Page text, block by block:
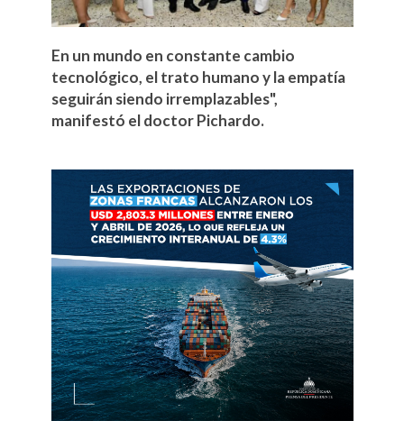
En un mundo en constante cambio
tecnológico, el trato humano y la empatía
seguirán siendo irremplazables",
manifestó el doctor Pichardo.